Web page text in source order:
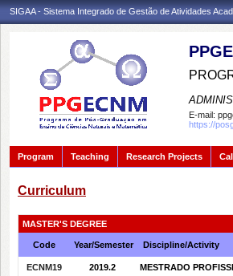
SIGAA - Sistema Integrado de Gestão de Atividades
E-mail:
https://
Program Teaching Research Projects
Curriculum
MASTER'S DEGREE
Code Year/Semester Discipline/Activity
ECNM19 2019.2 MESTRADO